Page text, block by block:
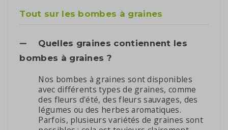
Tout sur les bombes à graines
Quelles graines contiennent les
bombes à graines ?
Nos bombes à graines sont disponibles
avec différents types de graines, comme
des fleurs d'été, des fleurs sauvages, des
légumes ou des herbes aromatiques.
Parfois, plusieurs variétés de graines sont